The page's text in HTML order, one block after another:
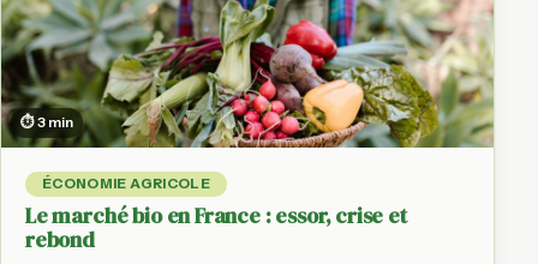
⏱ 3 min
ÉCONOMIE AGRICOLE
Le marché bio en France : essor, crise et
rebond